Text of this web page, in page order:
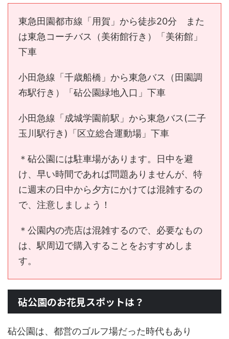
東急田園都市線「用賀」から徒歩20分 また
は東急コーチバス（美術館行き）「美術館」
下車
小田急線「千歳船橋」から東急バス（田園調
布駅行き）「砧公園緑地入口」下車
小田急線「成城学園前駅」から東急バス(二子
玉川駅行き)「区立総合運動場」下車
＊砧公園には駐車場があります。日中を避
け、早い時間であれば問題ありませんが、特
に週末の日中から夕方にかけては混雑するの
で、注意しましょう！
＊公園内の売店は混雑するので、必要なもの
は、駅周辺で購入することをおすすめしま
す。
砧公園のお花見スポットは？
砧公園は、都営のゴルフ場だった時代もあり